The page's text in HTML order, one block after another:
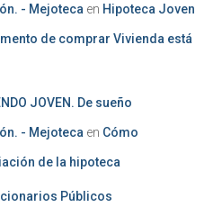
- Mejoteca en Hipoteca Joven
de comprar Vivienda está
JOVEN. De sueño
- Mejoteca en Cómo
de la hipoteca
Públicos